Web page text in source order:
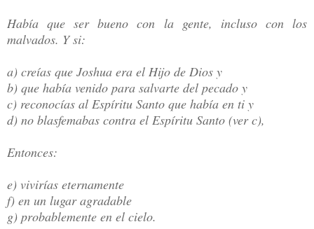
Había que ser bueno con la gente, incluso con los
malvados. Y si:
a) creías que Joshua era el Hijo de Dios y
b) que había venido para salvarte del pecado y
c) reconocías al Espíritu Santo que había en ti y
d) no blasfemabas contra el Espíritu Santo (ver c),
Entonces:
e) vivirías eternamente
f) en un lugar agradable
g) probablemente en el cielo.